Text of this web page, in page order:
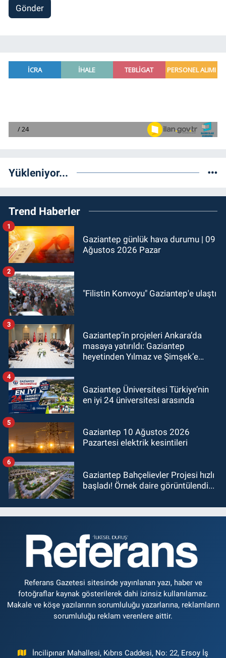
Gönder
Yükleniyor...
Trend Haberler
Gaziantep günlük hava durumu | 09
Ağustos 2026 Pazar
1
"Filistin Konvoyu" Gaziantep'e ulaştı
2
Gaziantep’in projeleri Ankara’da
masaya yatırıldı: Gaziantep
heyetinden Yılmaz ve Şimşek’e
3
Gaziantep Üniversitesi Türkiye’nin
en iyi 24 üniversitesi arasında
4
Gaziantep 10 Ağustos 2026
Pazartesi elektrik kesintileri
5
Gaziantep Bahçelievler Projesi hızlı
başladı! Örnek daire görüntülendi...
6
Referans Gazetesi sitesinde yayınlanan yazı, haber ve
fotoğraflar kaynak gösterilerek dahi izinsiz kullanılamaz.
Makale ve köşe yazılarının sorumluluğu yazarlarına, reklamların
sorumluluğu reklam verenlere aittir.
İncilipınar Mahallesi, Kıbrıs Caddesi, No: 22, Ersoy İş